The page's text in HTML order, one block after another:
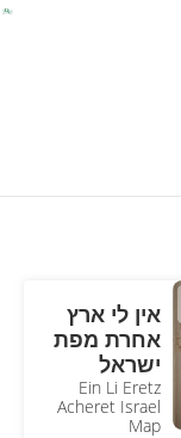
אין לי ארץ
אחרת מפת
ישראל
Ein Li Eretz
Acheret Israel
Map